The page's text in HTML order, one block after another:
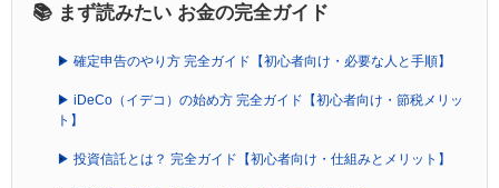
📚 まず読みたい お金の完全ガイド
▶ 確定申告のやり方 完全ガイド【初心者向け・必要な人と手順】
▶ iDeCo（イデコ）の始め方 完全ガイド【初心者向け・節税メリッ
ト】
▶ 投資信託とは？ 完全ガイド【初心者向け・仕組みとメリット】